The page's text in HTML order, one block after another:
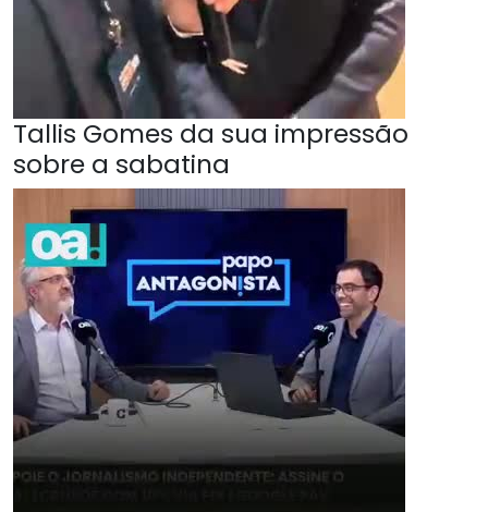
Tallis Gomes da sua impressão
sobre a sabatina